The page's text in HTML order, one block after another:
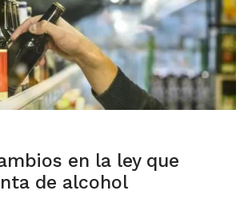
en la ley que
de alcohol